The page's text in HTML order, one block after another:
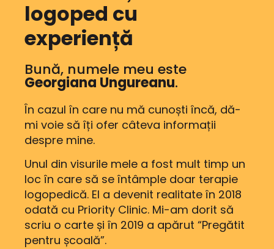
logoped cu
experiență
Bună, numele meu este
Georgiana Ungureanu.
În cazul în care nu mă cunoști încă, dă-
mi voie să îți ofer câteva informații
despre mine.
Unul din visurile mele a fost mult timp un
loc în care să se întâmple doar terapie
logopedică. El a devenit realitate în 2018
odată cu Priority Clinic. Mi-am dorit să
scriu o carte și în 2019 a apărut “Pregătit
pentru școală”.